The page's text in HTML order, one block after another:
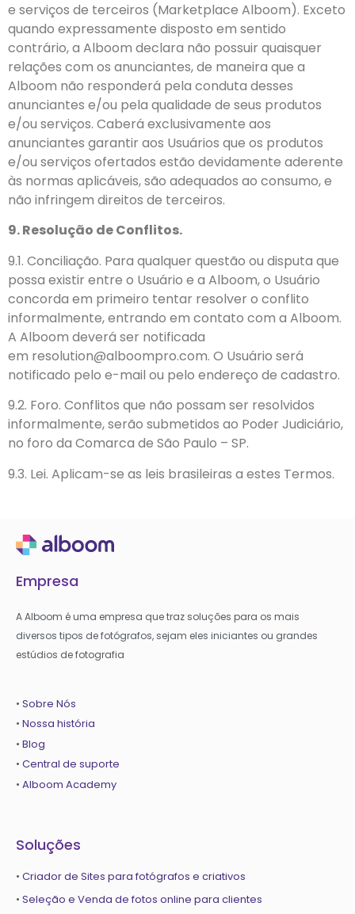
e serviços de terceiros (Marketplace Alboom). Exceto
quando expressamente disposto em sentido
contrário, a Alboom declara não possuir quaisquer
relações com os anunciantes, de maneira que a
Alboom não responderá pela conduta desses
anunciantes e/ou pela qualidade de seus produtos
e/ou serviços. Caberá exclusivamente aos
anunciantes garantir aos Usuários que os produtos
e/ou serviços ofertados estão devidamente aderente
às normas aplicáveis, são adequados ao consumo, e
não infringem direitos de terceiros.
9. Resolução de Conflitos.
9.1. Conciliação. Para qualquer questão ou disputa que
possa existir entre o Usuário e a Alboom, o Usuário
concorda em primeiro tentar resolver o conflito
informalmente, entrando em contato com a Alboom.
A Alboom deverá ser notificada
em resolution@alboompro.com. O Usuário será
notificado pelo e-mail ou pelo endereço de cadastro.
9.2. Foro. Conflitos que não possam ser resolvidos
informalmente, serão submetidos ao Poder Judiciário,
no foro da Comarca de São Paulo – SP.
9.3. Lei. Aplicam-se as leis brasileiras a estes Termos.
Empresa
A Alboom é uma empresa que traz soluções para os mais
diversos tipos de fotógrafos, sejam eles iniciantes ou grandes
estúdios de fotografia
• Sobre Nós
• Nossa história
• Blog
• Central de suporte
• Alboom Academy
Soluções
• Criador de Sites para fotógrafos e criativos
• Seleção e Venda de fotos online para clientes